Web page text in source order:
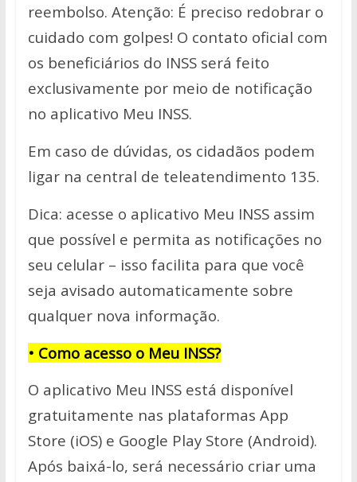
reembolso. Atenção: É preciso redobrar o
cuidado com golpes! O contato oficial com
os beneficiários do INSS será feito
exclusivamente por meio de notificação
no aplicativo Meu INSS.
Em caso de dúvidas, os cidadãos podem
ligar na central de teleatendimento 135.
Dica: acesse o aplicativo Meu INSS assim
que possível e permita as notificações no
seu celular – isso facilita para que você
seja avisado automaticamente sobre
qualquer nova informação.
• Como acesso o Meu INSS?
O aplicativo Meu INSS está disponível
gratuitamente nas plataformas App
Store (iOS) e Google Play Store (Android).
Após baixá-lo, será necessário criar uma